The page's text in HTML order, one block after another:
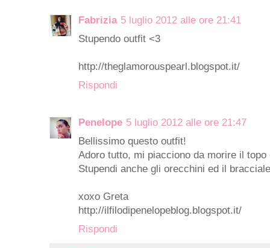
Fabrizia 5 luglio 2012 alle ore 21:41
Stupendo outfit <3
http://theglamorouspearl.blogspot.it/
Rispondi
Penelope 5 luglio 2012 alle ore 21:47
Bellissimo questo outfit!
Adoro tutto, mi piacciono da morire il
Stupendi anche gli orecchini ed il
xoxo Greta
http://ilfilodipenelopeblog.blogspot.it/
Rispondi